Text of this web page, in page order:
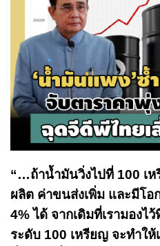
“…ถ้าน้ำมันวิ่งไปที่ 100 เ
ผลิต ค่าขนส่งเพิ่ม และมีโอ
4% ได้ จากเดิมที่เรามอง
ระดับ 100 เหรียญ จะทำให้